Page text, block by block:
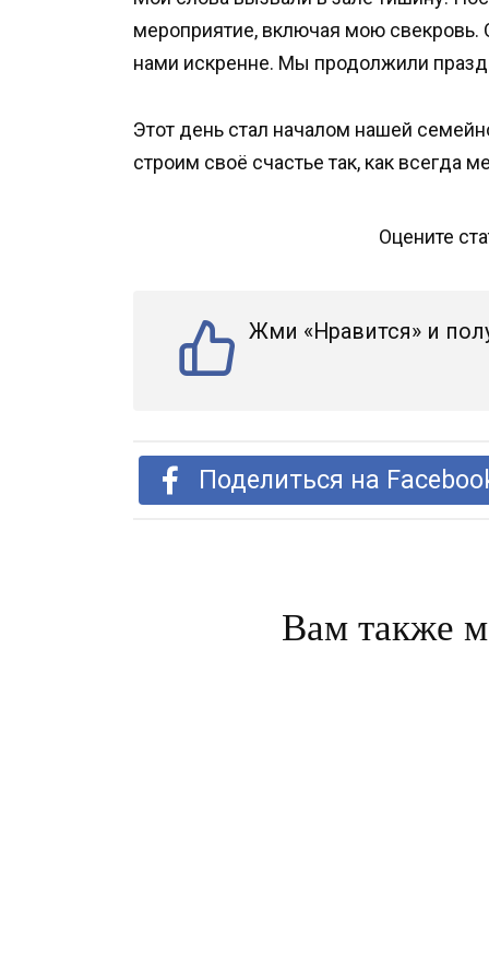
мероприятие, включая мою свекровь.
нами искренне. Мы продолжили
Этот день стал началом нашей
строим своё счастье так, как всегда
Оцените
Жми «Нравится» и
Поделиться на
Вам также